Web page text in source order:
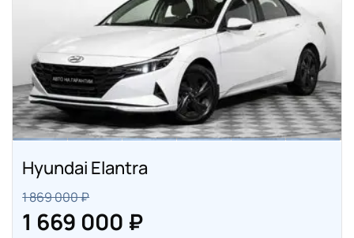
Hyundai Elantra
1 869 000 ₽
1 669 000 ₽